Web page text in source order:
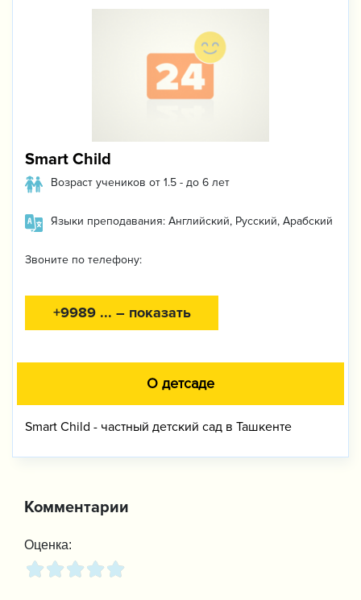
Smart Child
Возраст учеников от 1.5 - до 6 лет
Языки преподавания: Английский, Русский, Арабский
Звоните по телефону:
+9989 ... – показать
О детсаде
Smart Child - частный детский сад в Ташкенте
Комментарии
Оценка: